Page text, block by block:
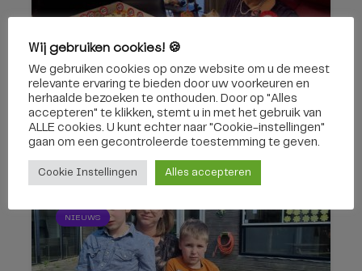
Adèle (78) woont al 60 jaar in
verzorgingshuis: ‘Komt...
NIEUWS
Wij gebruiken cookies! 🍪
We gebruiken cookies op onze website om u de meest
relevante ervaring te bieden door uw voorkeuren en
herhaalde bezoeken te onthouden. Door op "Alles
accepteren" te klikken, stemt u in met het gebruik van
ALLE cookies. U kunt echter naar "Cookie-instellingen"
gaan om een ​​gecontroleerde toestemming te geven.
Cookie Instellingen Alles accepteren